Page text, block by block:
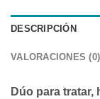
DESCRIPCIÓN
VALORACIONES (0)
Dúo para